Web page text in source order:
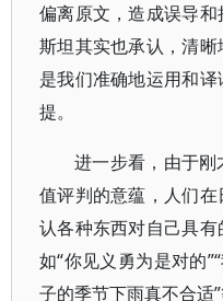
偏离原文，造成误导
斯坦其实也承认，清晰
是我们准确地运用和
提。
进一步看，由于
值评判的意蕴，人们
认各种东西对自己具有
如“你见义勇为是对的
子的季节下雨真不合适